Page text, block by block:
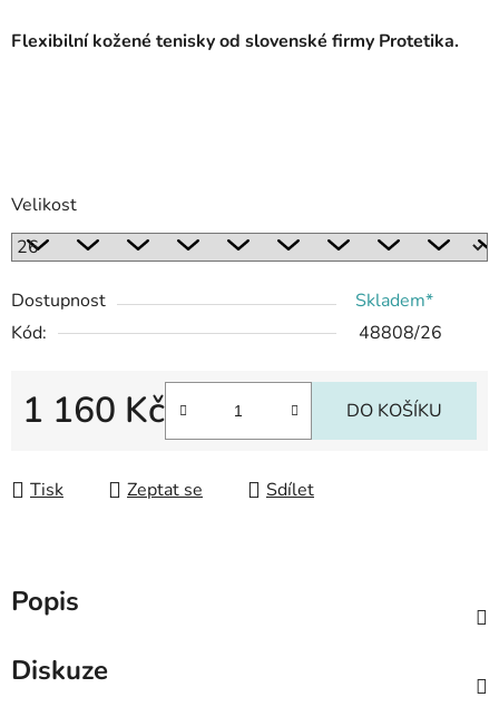
Flexibilní kožené teniskyod slovenské firmy Protetika.
Velikost
Dostupnost
Skladem*
Kód:
48808/26
1 160 Kč DO KOŠÍKU
Tisk Zeptat se Sdílet
Popis
Diskuze